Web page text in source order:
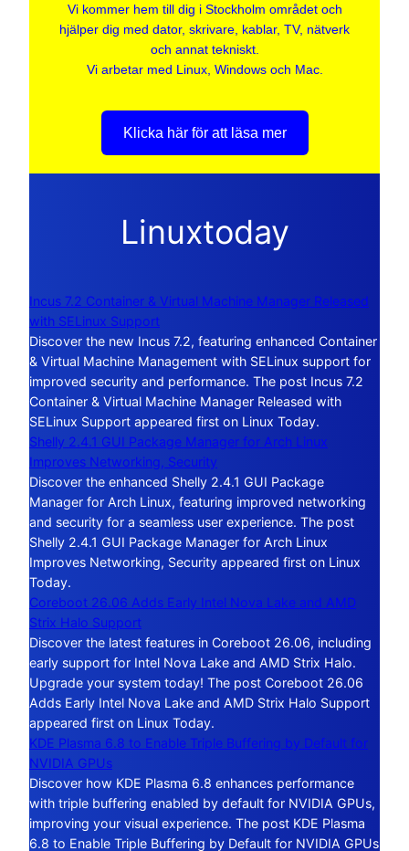
Vi kommer hem till dig i Stockholm området och
hjälper dig med dator, skrivare, kablar, TV, nätverk
och annat tekniskt.
Vi arbetar med Linux, Windows och Mac.
Klicka här för att läsa mer
Linuxtoday
Incus 7.2 Container & Virtual Machine Manager Released
with SELinux Support
Discover the new Incus 7.2, featuring enhanced Container
& Virtual Machine Management with SELinux support for
improved security and performance. The post Incus 7.2
Container & Virtual Machine Manager Released with
SELinux Support appeared first on Linux Today.
Shelly 2.4.1 GUI Package Manager for Arch Linux
Improves Networking, Security
Discover the enhanced Shelly 2.4.1 GUI Package
Manager for Arch Linux, featuring improved networking
and security for a seamless user experience. The post
Shelly 2.4.1 GUI Package Manager for Arch Linux
Improves Networking, Security appeared first on Linux
Today.
Coreboot 26.06 Adds Early Intel Nova Lake and AMD
Strix Halo Support
Discover the latest features in Coreboot 26.06, including
early support for Intel Nova Lake and AMD Strix Halo.
Upgrade your system today! The post Coreboot 26.06
Adds Early Intel Nova Lake and AMD Strix Halo Support
appeared first on Linux Today.
KDE Plasma 6.8 to Enable Triple Buffering by Default for
NVIDIA GPUs
Discover how KDE Plasma 6.8 enhances performance
with triple buffering enabled by default for NVIDIA GPUs,
improving your visual experience. The post KDE Plasma
6.8 to Enable Triple Buffering by Default for NVIDIA GPUs